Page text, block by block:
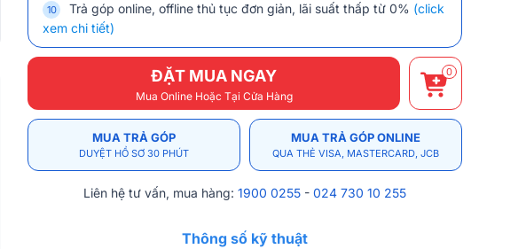
Trả góp online, offline thủ tục đơn giản, lãi suất thấp từ 0% (click
xem chi tiết)
ĐẶT MUA NGAY
Mua Online Hoặc Tại Cửa Hàng
0
MUA TRẢ GÓP
DUYỆT HỒ SƠ 30 PHÚT
MUA TRẢ GÓP ONLINE
QUA THẺ VISA, MASTERCARD, JCB
Liên hệ tư vấn, mua hàng: 1900 0255 - 024 730 10 255
Thông số kỹ thuật